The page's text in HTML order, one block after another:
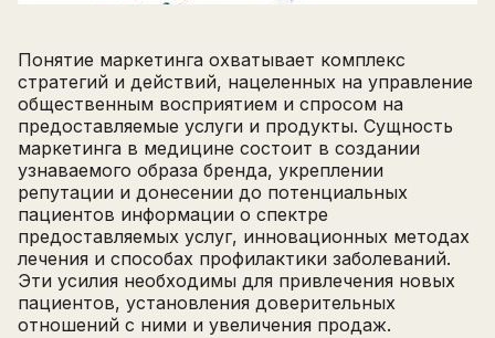
Понятие маркетинга охватывает комплекс
стратегий и действий, нацеленных на управление
общественным восприятием и спросом на
предоставляемые услуги и продукты. Сущность
маркетинга в медицине состоит в создании
узнаваемого образа бренда, укреплении
репутации и донесении до потенциальных
пациентов информации о спектре
предоставляемых услуг, инновационных методах
лечения и способах профилактики заболеваний.
Эти усилия необходимы для привлечения новых
пациентов, установления доверительных
отношений с ними и увеличения продаж.